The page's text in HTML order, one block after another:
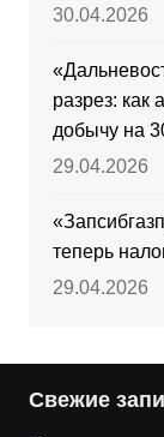
30.04.2026
разрез: как
добычу на
29.04.2026
теперь
29.04.2026
Свежие